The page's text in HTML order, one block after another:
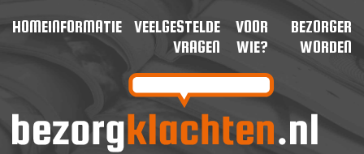
HOMEINFORMATIE
VEELGESTELDE
VRAGEN
VOOR
WIE?
BEZORGER
WORDEN